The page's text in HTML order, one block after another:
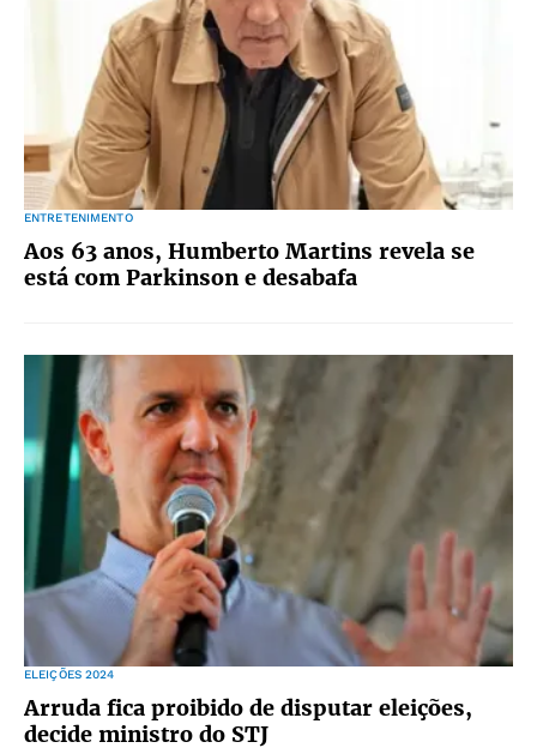
ENTRETENIMENTO
Aos 63 anos, Humberto Martins revela se
está com Parkinson e desabafa
ELEIÇÕES 2024
Arruda fica proibido de disputar eleições,
decide ministro do STJ